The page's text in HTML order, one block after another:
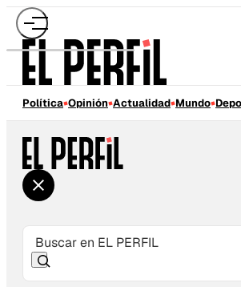
Política Opinión Actualidad Mundo